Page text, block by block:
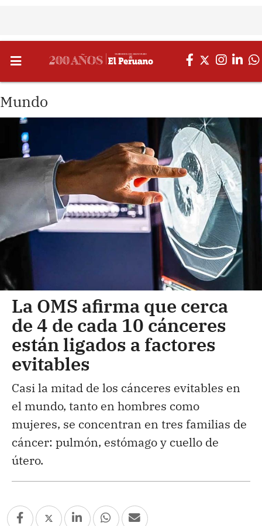
Mundo
La OMS afirma que cerca
de 4 de cada 10 cánceres
están ligados a factores
evitables
Casi la mitad de los cánceres evitables en
el mundo, tanto en hombres como
mujeres, se concentran en tres familias de
cáncer: pulmón, estómago y cuello de
útero.